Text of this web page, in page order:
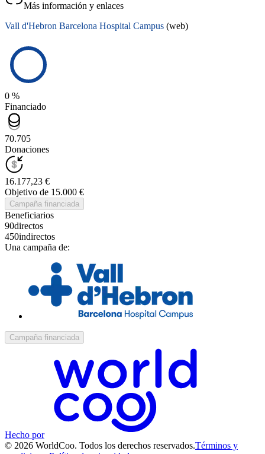
Más información y enlaces
Vall d'Hebron Barcelona Hospital Campus (web)
0 %
Financiado
70.705
Donaciones
16.177,23 €
Objetivo de 15.000 €
Campaña financiada
Beneficiarios
90directos
450indirectos
Una campaña de:
Campaña financiada
Hecho por
© 2026 WorldCoo. Todos los derechos reservados.Términos y